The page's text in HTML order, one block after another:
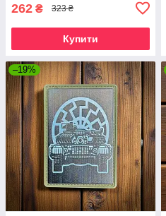
262 ₴ 323 ₴
Купити
–19%